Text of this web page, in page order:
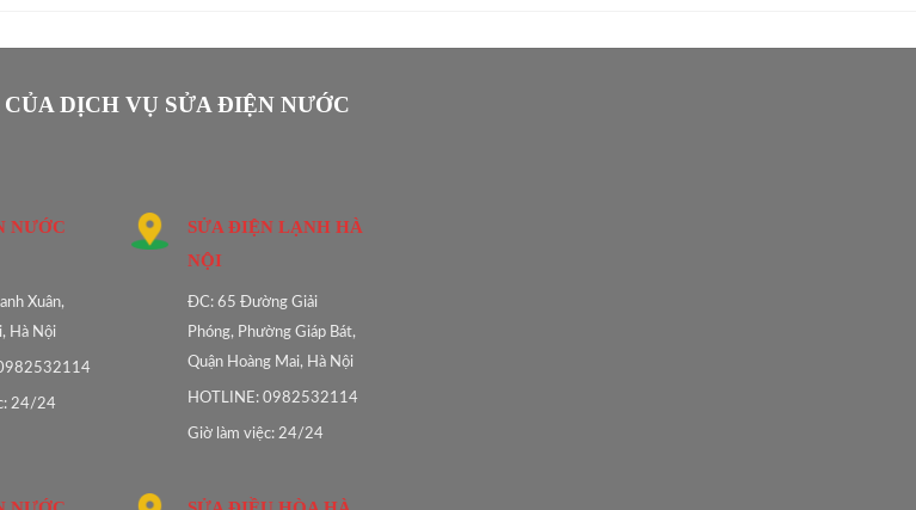
DỊCH VỤ SỬA ĐIỆN NƯỚC
NƯỚC
Xuân,
Hà Nội
24/24
SỬA ĐIỆN LẠNH HÀ
NỘI
ĐC: 65 Đường Giải
Phóng, Phường Giáp Bát,
Quận Hoàng Mai, Hà Nội
HOTLINE: 0982532114
Giờ làm việc: 24/24